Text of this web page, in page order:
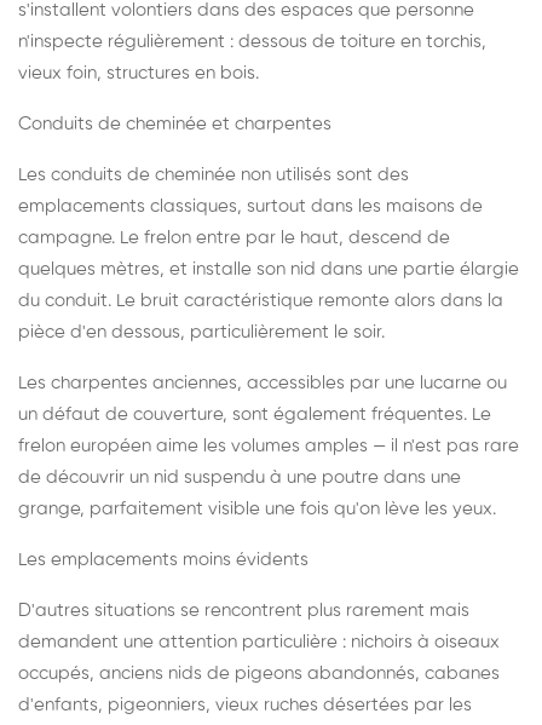
s'installent volontiers dans des espaces que personne
n'inspecte régulièrement : dessous de toiture en torchis,
vieux foin, structures en bois.
Conduits de cheminée et charpentes
Les conduits de cheminée non utilisés sont des
emplacements classiques, surtout dans les maisons de
campagne. Le frelon entre par le haut, descend de
quelques mètres, et installe son nid dans une partie élargie
du conduit. Le bruit caractéristique remonte alors dans la
pièce d'en dessous, particulièrement le soir.
Les charpentes anciennes, accessibles par une lucarne ou
un défaut de couverture, sont également fréquentes. Le
frelon européen aime les volumes amples — il n'est pas rare
de découvrir un nid suspendu à une poutre dans une
grange, parfaitement visible une fois qu'on lève les yeux.
Les emplacements moins évidents
D'autres situations se rencontrent plus rarement mais
demandent une attention particulière : nichoirs à oiseaux
occupés, anciens nids de pigeons abandonnés, cabanes
d'enfants, pigeonniers, vieux ruches désertées par les